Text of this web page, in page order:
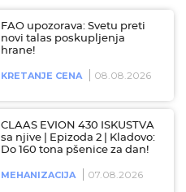
FAO upozorava: Svetu preti
novi talas poskupljenja
hrane!
KRETANJE CENA 08.08.2026
CLAAS EVION 430 ISKUSTVA
sa njive | Epizoda 2 | Kladovo:
Do 160 tona pšenice za dan!
MEHANIZACIJA 07.08.2026